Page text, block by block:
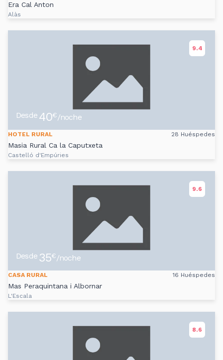
Era Cal Anton
Alàs
9.4
Desde 40€/noche
HOTEL RURAL 28 Huéspedes
Masia Rural Ca la Caputxeta
Castelló d'Empúries
9.6
Desde 35€/noche
CASA RURAL 16 Huéspedes
Mas Peraquintana i Albornar
L'Escala
8.6